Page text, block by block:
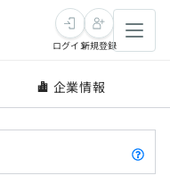
ログイン新規登録
企業情報